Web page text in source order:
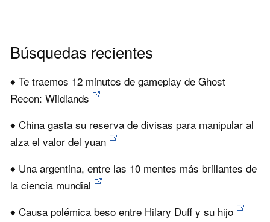
Búsquedas recientes
♦ Te traemos 12 minutos de gameplay de Ghost
Recon: Wildlands
♦ China gasta su reserva de divisas para manipular al
alza el valor del yuan
♦ Una argentina, entre las 10 mentes más brillantes de
la ciencia mundial
♦ Causa polémica beso entre Hilary Duff y su hijo